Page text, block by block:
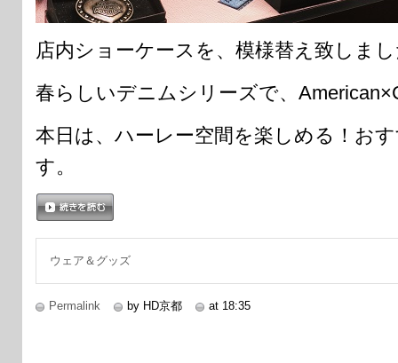
店内ショーケースを、模様替え致しま
春らしいデニムシリーズで、
本日は、ハーレー空間を楽しめる！お
す。
ウェア＆グッズ
Permalink by HD京都 at 18:35